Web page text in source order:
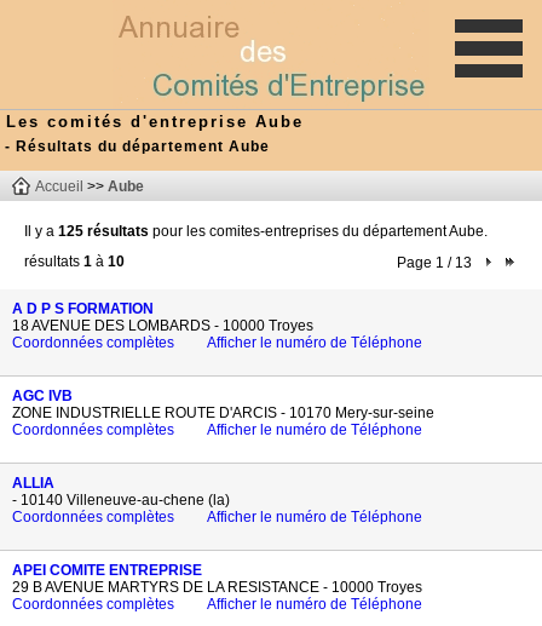
Les comités d'entreprise Aube
- Résultats du département Aube
Accueil >> Aube
Il y a 125 résultats pour les comites-entreprises du département Aube.
Page 1 / 13
résultats 1 à 10
A D P S FORMATION
18 AVENUE DES LOMBARDS - 10000 Troyes
Coordonnées complètes
Afficher le numéro de Téléphone
AGC IVB
ZONE INDUSTRIELLE ROUTE D'ARCIS - 10170 Mery-sur-seine
Coordonnées complètes
Afficher le numéro de Téléphone
ALLIA
- 10140 Villeneuve-au-chene (la)
Coordonnées complètes
Afficher le numéro de Téléphone
APEI COMITE ENTREPRISE
29 B AVENUE MARTYRS DE LA RESISTANCE - 10000 Troyes
Coordonnées complètes
Afficher le numéro de Téléphone